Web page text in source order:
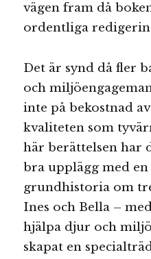
vägen fram då
ordentliga
Det är synd då fler
och
inte på bekostnad
kvaliteten som
här berättelsen har
bra upplägg med en
grundhistoria om
Ines och Bella –
hjälpa djur och
skapat en